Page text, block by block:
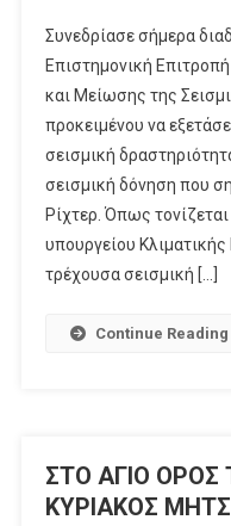
Συνεδρίασε σήμερα
Επιστημονική
και Μείωσης της
προκειμένου να
σεισμική
σεισμική δόνηση που
Ρίχτερ. Όπως
υπουργείου Κλιματικής
τρέχουσα σεισμική […]
Continue Reading
ΣΤΟ ΑΓΙΟ ΟΡΟΣ
ΚΥΡΙΑΚΟΣ